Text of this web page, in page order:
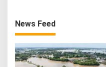
News Feed